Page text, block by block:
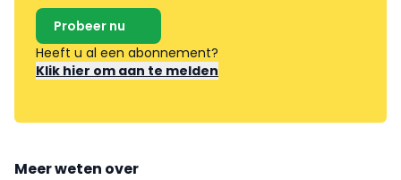
Probeer nu
Heeft u al een abonnement?
Klik hier om aan te melden
Meer weten over